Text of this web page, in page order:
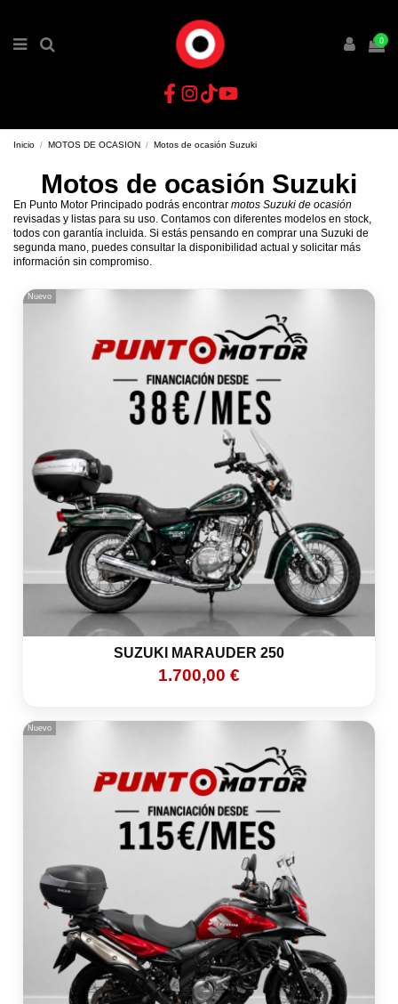
0
Inicio MOTOS DE OCASION Motos de ocasión Suzuki
Motos de ocasión Suzuki
En Punto Motor Principado podrás encontrar motos Suzuki de ocasión
revisadas y listas para su uso. Contamos con diferentes modelos en stock,
todos con garantía incluida. Si estás pensando en comprar una Suzuki de
segunda mano, puedes consultar la disponibilidad actual y solicitar más
información sin compromiso.
Nuevo
SUZUKI MARAUDER 250
1.700,00 €
Nuevo